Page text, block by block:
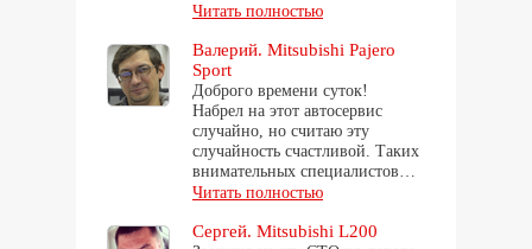
Читать полностью
Валерий. Mitsubishi Pajero
Sport
Доброго времени суток!
Набрел на этот автосервис
случайно, но считаю эту
случайность счастливой. Таких
внимательных специалистов…
Читать полностью
Сергей. Mitsubishi L200